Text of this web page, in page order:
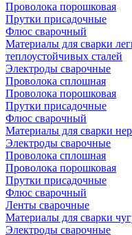
Проволока порошковая
Прутки присадочные
Флюс сварочный
Материалы для сварки
теплоустойчивых сталей
Электроды сварочные
Проволока сплошная
Проволока порошковая
Прутки присадочные
Флюс сварочный
Материалы для сварки
Электроды сварочные
Проволока сплошная
Проволока порошковая
Прутки присадочные
Флюс сварочный
Ленты сварочные
Материалы для сварки
Электроды сварочные